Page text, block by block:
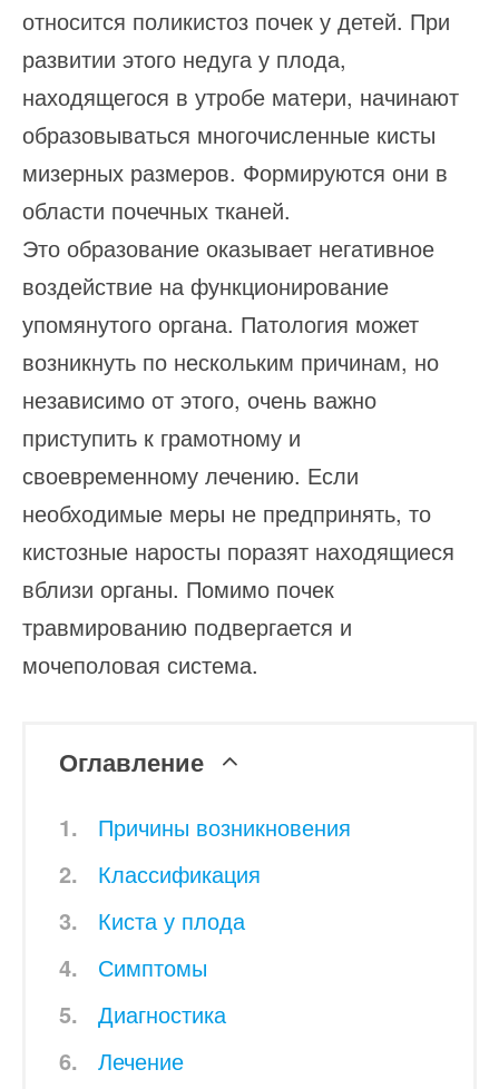
относится поликистоз почек у детей. При
развитии этого недуга у плода,
находящегося в утробе матери, начинают
образовываться многочисленные кисты
мизерных размеров. Формируются они в
области почечных тканей.
Это образование оказывает негативное
воздействие на функционирование
упомянутого органа. Патология может
возникнуть по нескольким причинам, но
независимо от этого, очень важно
приступить к грамотному и
своевременному лечению. Если
необходимые меры не предпринять, то
кистозные наросты поразят находящиеся
вблизи органы. Помимо почек
травмированию подвергается и
мочеполовая система.
Оглавление
Причины возникновения
Классификация
Киста у плода
Симптомы
Диагностика
Лечение